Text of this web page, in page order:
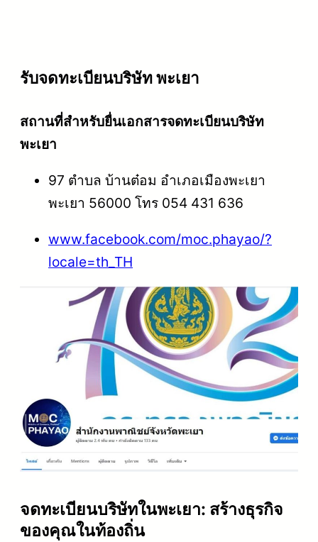
รับจดทะเบียนบริษัท พะเยา
สถานที่สำหรับยื่นเอกสารจดทะเบียนบริษัท
พะเยา
97 ตำบล บ้านต๋อม อำเภอเมืองพะเยา
พะเยา 56000 โทร 054 431 636
www.facebook.com/moc.phayao/?
locale=th_TH
จดทะเบียนบริษัทในพะเยา: สร้างธุรกิจ
ของคุณในท้องถิ่น